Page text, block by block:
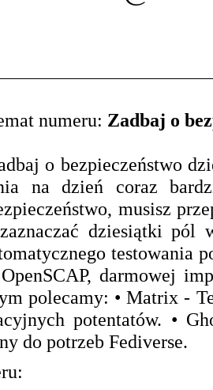
numeru: Zadbaj o
o bezpieczeństwo
na dzień coraz
musisz
dziesiątki pól
testowania
darmowej
polecamy: • Matrix -
potentatów. •
do potrzeb Fediverse.